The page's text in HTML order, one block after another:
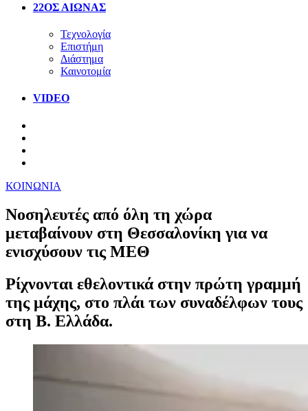
22ΟΣ ΑΙΩΝΑΣ
Τεχνολογία
Επιστήμη
Διάστημα
Καινοτομία
VIDEO
ΚΟΙΝΩΝΙΑ
Νοσηλευτές από όλη τη χώρα
μεταβαίνουν στη Θεσσαλονίκη για να
ενισχύσουν τις ΜΕΘ
Ρίχνονται εθελοντικά στην πρώτη γραμμή
της μάχης, στο πλάι των συναδέλφων τους
στη Β. Ελλάδα.